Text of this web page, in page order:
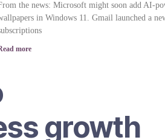
the news: Microsoft might soon add AI-
in Windows 11. Gmail launched a
more
growth